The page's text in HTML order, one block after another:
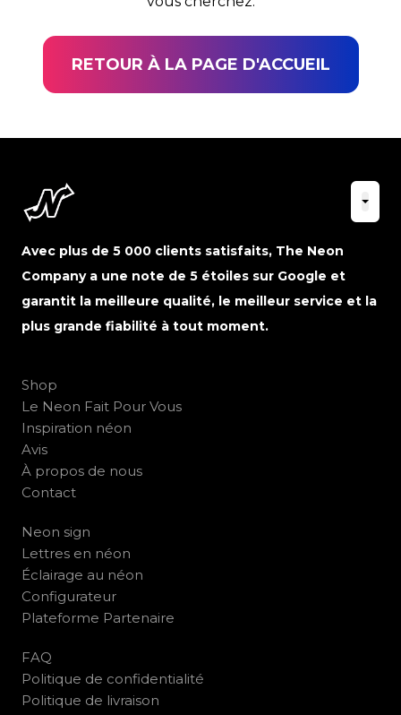
RETOUR À LA PAGE D'ACCUEIL
Avec plus de 5 000 clients satisfaits, The Neon
Company a une note de 5 étoiles sur Google et
garantit la meilleure qualité, le meilleur service et la
plus grande fiabilité à tout moment.
Shop
Le Neon Fait Pour Vous
Inspiration néon
Avis
À propos de nous
Contact
Neon sign
Lettres en néon
Éclairage au néon
Configurateur
Plateforme Partenaire
FAQ
Politique de confidentialité
Politique de livraison